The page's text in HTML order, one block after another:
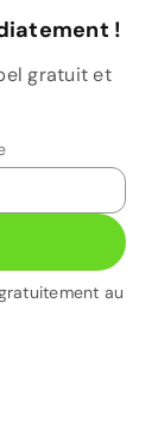
!
gratuit et
au